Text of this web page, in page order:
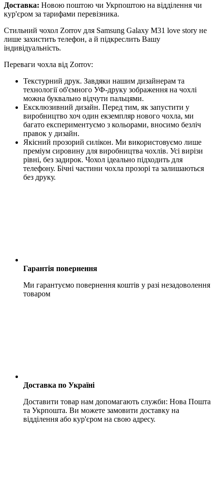
Доставка: Новою поштою чи Укрпоштою на відділення чи
кур'єром за тарифами перевізника.
Стильний чохол Zorrov для Samsung Galaxy M31 love story не
лише захистить телефон, а й підкреслить Вашу
індивідуальність.
Переваги чохла від Zorrov:
Текстурний друк. Завдяки нашим дизайнерам та
технології об'ємного УФ-друку зображення на чохлі
можна буквально відчути пальцями.
Ексклюзивний дизайн. Перед тим, як запустити у
виробництво хоч один екземпляр нового чохла, ми
багато експериментуємо з кольорами, вносимо безліч
правок у дизайн.
Якісний прозорий силікон. Ми використовуємо лише
преміум сировину для виробництва чохлів. Усі вирізи
рівні, без задирок. Чохол ідеально підходить для
телефону. Бічні частини чохла прозорі та залишаються
без друку.
Гарантія повернення
Ми гарантуємо повернення коштів у разі незадоволення
товаром
Доставка по Україні
Доставити товар нам допомагають служби: Нова Пошта
та Укрпошта. Ви можете замовити доставку на
відділення або кур'єром на свою адресу.